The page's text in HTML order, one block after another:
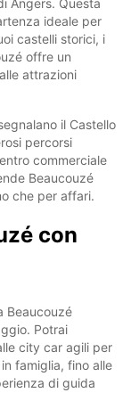
Angers. Questa
ideale per
castelli storici, i
offre un
attrazioni
il Castello
percorsi
commerciale
Beaucouzé
che per affari.
con
Beaucouzé
Potrai
city car agili per
famiglia, fino alle
di guida